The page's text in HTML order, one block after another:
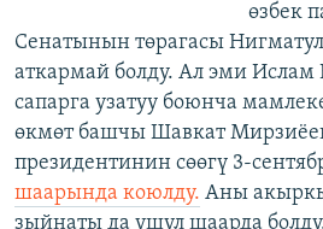
өзбек
Сенатынын төрагасы
аткармай болду. Ал эми
сапарга узатуу боюнча
өкмөт башчы Шавкат
президентинин сөөгү 3-
шаарында коюлду. Аны акыркы
зыйнаты да ушул шаарда